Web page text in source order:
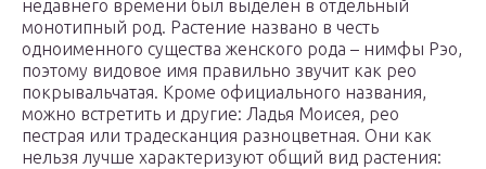
недавнего времени был выделен в отдельный
монотипный род. Растение названо в честь
одноименного существа женского рода – нимфы Рэо,
поэтому видовое имя правильно звучит как рео
покрывальчатая. Кроме официального названия,
можно встретить и другие: Ладья Моисея, рео
пестрая или традесканция разноцветная. Они как
нельзя лучше характеризуют общий вид растения: